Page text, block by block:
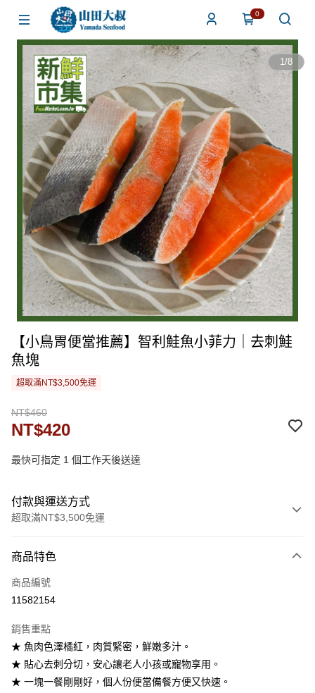
0
1/8
【小鳥胃便當推薦】智利鮭魚小菲力｜去刺鮭
魚塊
超取滿NT$3,500免運
NT$460
NT$420
最快可指定 1 個工作天後送達
付款與運送方式
超取滿NT$3,500免運
信用卡一次付款
LINE Pay
悠遊付
ATM付款
商品特色
商品編號
11582154
銷售重點
★ 魚肉色澤橘紅，肉質緊密，鮮嫩多汁。
★ 貼心去刺分切，安心讓老人小孩或寵物享用。
★ 一塊一餐剛剛好，個人份便當備餐方便又快速。